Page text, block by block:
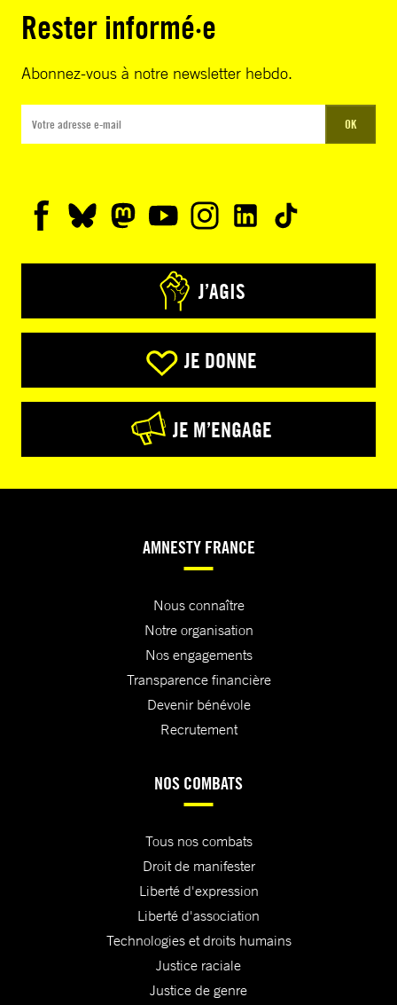
Rester informé·e
Abonnez-vous à notre newsletter hebdo.
OK
J’AGIS
JE DONNE
JE M’ENGAGE
AMNESTY FRANCE
Nous connaître
Notre organisation
Nos engagements
Transparence financière
Devenir bénévole
Recrutement
NOS COMBATS
Tous nos combats
Droit de manifester
Liberté d'expression
Liberté d'association
Technologies et droits humains
Justice raciale
Justice de genre